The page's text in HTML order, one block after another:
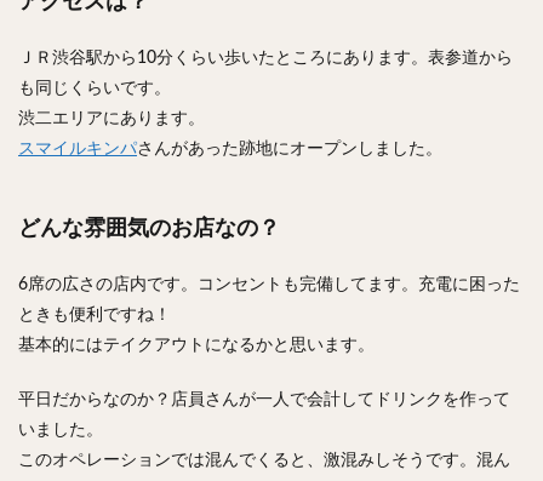
ＪＲ渋谷駅から10分くらい歩いたところにあります。表参道から
も同じくらいです。
渋二エリアにあります。
スマイルキンパさんがあった跡地にオープンしました。
どんな雰囲気のお店なの？
6席の広さの店内です。コンセントも完備してます。充電に困った
ときも便利ですね！
基本的にはテイクアウトになるかと思います。
平日だからなのか？店員さんが一人で会計してドリンクを作って
いました。
このオペレーションでは混んでくると、激混みしそうです。混ん